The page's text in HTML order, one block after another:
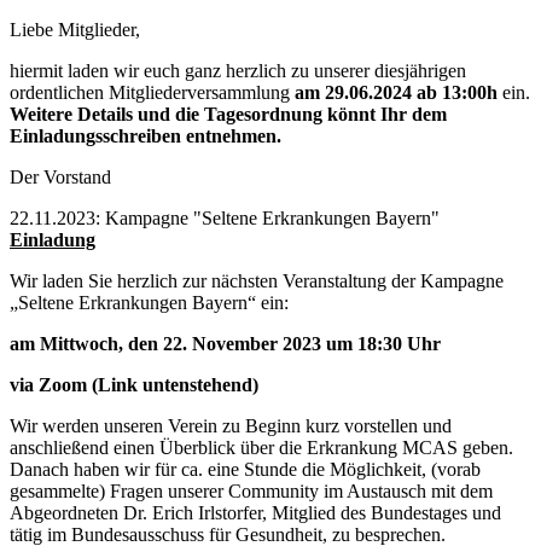
Liebe Mitglieder,
hiermit laden wir euch ganz herzlich zu unserer diesjährigen
ordentlichen Mitgliederversammlung am 29.06.2024 ab 13:00h ein.
Weitere Details und die Tagesordnung könnt Ihr dem
Einladungsschreiben entnehmen.
Der Vorstand
22.11.2023: Kampagne "Seltene Erkrankungen Bayern"
Einladung
Wir laden Sie herzlich zur nächsten Veranstaltung der Kampagne
„Seltene Erkrankungen Bayern“ ein:
am Mittwoch, den 22. November 2023 um 18:30 Uhr
via Zoom (Link untenstehend)
Wir werden unseren Verein zu Beginn kurz vorstellen und
anschließend einen Überblick über die Erkrankung MCAS geben.
Danach haben wir für ca. eine Stunde die Möglichkeit, (vorab
gesammelte) Fragen unserer Community im Austausch mit dem
Abgeordneten Dr. Erich Irlstorfer, Mitglied des Bundestages und
tätig im Bundesausschuss für Gesundheit, zu besprechen.